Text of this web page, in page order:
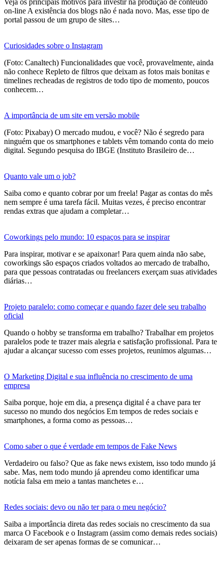
Veja os principais motivos para investir na produção de conteúdo
on-line A existência dos blogs não é nada novo. Mas, esse tipo de
portal passou de um grupo de sites…
Curiosidades sobre o Instagram
(Foto: Canaltech) Funcionalidades que você, provavelmente, ainda
não conhece Repleto de filtros que deixam as fotos mais bonitas e
timelines recheadas de registros de todo tipo de momento, poucos
conhecem…
A importância de um site em versão mobile
(Foto: Pixabay) O mercado mudou, e você? Não é segredo para
ninguém que os smartphones e tablets vêm tomando conta do meio
digital. Segundo pesquisa do IBGE (Instituto Brasileiro de…
Quanto vale um o job?
Saiba como e quanto cobrar por um freela! Pagar as contas do mês
nem sempre é uma tarefa fácil. Muitas vezes, é preciso encontrar
rendas extras que ajudam a completar…
Coworkings pelo mundo: 10 espaços para se inspirar
Para inspirar, motivar e se apaixonar! Para quem ainda não sabe,
coworkings são espaços criados voltados ao mercado de trabalho,
para que pessoas contratadas ou freelancers exerçam suas atividades
diárias…
Projeto paralelo: como começar e quando fazer dele seu trabalho
oficial
Quando o hobby se transforma em trabalho? Trabalhar em projetos
paralelos pode te trazer mais alegria e satisfação profissional. Para te
ajudar a alcançar sucesso com esses projetos, reunimos algumas…
O Marketing Digital e sua influência no crescimento de uma
empresa
Saiba porque, hoje em dia, a presença digital é a chave para ter
sucesso no mundo dos negócios Em tempos de redes sociais e
smartphones, a forma como as pessoas…
Como saber o que é verdade em tempos de Fake News
Verdadeiro ou falso? Que as fake news existem, isso todo mundo já
sabe. Mas, nem todo mundo já aprendeu como identificar uma
notícia falsa em meio a tantas manchetes e…
Redes sociais: devo ou não ter para o meu negócio?
Saiba a importância direta das redes sociais no crescimento da sua
marca O Facebook e o Instagram (assim como demais redes sociais)
deixaram de ser apenas formas de se comunicar…